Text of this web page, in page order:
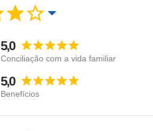
5,0
Conciliação com a vida familiar
5,0
Benefícios